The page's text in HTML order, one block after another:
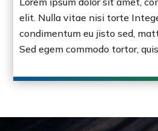
elit. Nulla vitae nisi torte
condimentum eu jisto sed,
Sed egem commodo tortor,